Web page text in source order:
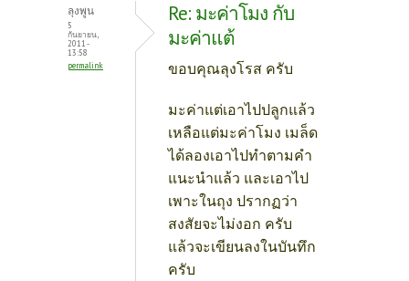
ลุงพูน
5
กันยายน,
2011 -
13:58
permalink
Re: มะค่าโมง กับ
มะค่าแต้
ขอบคุณลุงโรส ครับ
มะค่าแต่เอาไปปลูกแล้ว
เหลือแต่มะค่าโมง เมล็ด
ได้ลองเอาไปทำตามคำ
แนะนำแล้ว และเอาไป
เพาะในถุง ปรากฏว่า
สงสัยจะไม่งอก ครับ
แล้วจะเขียนลงในบันทึก
ครับ